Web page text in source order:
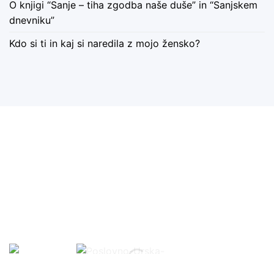
O knjigi “Sanje – tiha zgodba naše duše” in “Sanjskem
dnevniku”
Kdo si ti in kaj si naredila z mojo žensko?